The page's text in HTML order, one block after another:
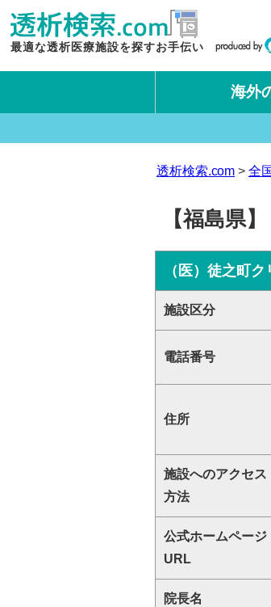
最適な透析医療施設を探すお手伝い
海外
透析検索.com 全
【福島県
（医）徒之町
施設区分
電話番号
住所
施設へのアクセス
方法
公式ホームページ
URL
院長名